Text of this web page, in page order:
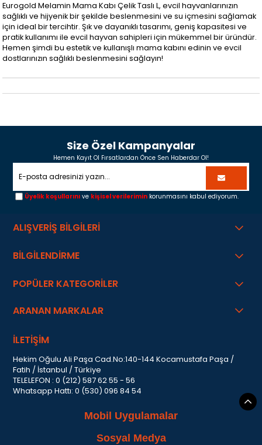
Eurogold Melamin Mama Kabı Çelik Taslı L, evcil hayvanlarınızın
sağlıklı ve hijyenik bir şekilde beslenmesini ve su içmesini sağlamak
için ideal bir tercihtir. Şık ve dayanıklı tasarımı, geniş kapasitesi ve
pratik kullanımı ile evcil hayvan sahipleri için mükemmel bir üründür.
Hemen şimdi bu estetik ve kullanışlı mama kabını edinin ve evcil
dostlarınızın sağlıklı beslenmesini sağlayın!
Size Özel Kampanyalar
Hemen Kayıt Ol Fırsatlardan Önce Sen Haberdar Ol!
Üyelik koşullarını ve kişisel verilerimin korunmasını kabul ediyorum.
ALIŞVERİŞ BİLGİLERİ
BİLGİLENDİRME
POPÜLER KATEGORİLER
ARANAN MARKALAR
İLETİŞİM
Hekim Oğulu Ali Paşa Cad.No:140-144 Kocamustafa Paşa /
Fatih / İstanbul / Türkiye
TELELEFON : 0 (212) 587 62 55 - 56
Whatsapp Hattı: 0 (530) 096 84 54
Mobil Uygulamalar
Sosyal Medya